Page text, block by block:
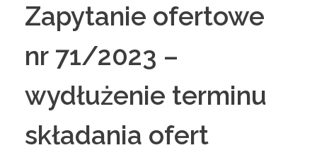
Zapytanie ofertowe
nr 71/2023 –
wydłużenie terminu
składania ofert